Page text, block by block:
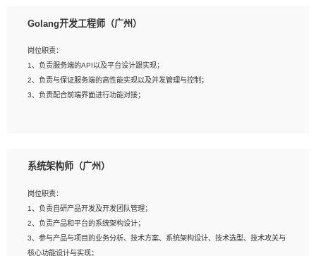
2、熟悉PostgreSQL、redis、MongoDB、ElasticSearch等开源数据库运维管理，
4、熟悉Hadoop、HBASE、Spark等大数据平台优先。
5、熟悉linux或任意一种unix操作系统，如有较强操作系统侧工作经验者优先。
6、具备丰富的项目实施经验，较强的自我学习能力。
Golang开发工程师（广州）
岗位职责：
1、负责服务端的API以及平台设计跟实现；
2、负责与保证服务端的高性能实现以及并发管理与控制；
3、负责配合前端界面进行功能对接；
2、1年以上Golang开发工作经验，能独立完成相应项目开发；
与实现，熟悉常用开源框架及设计模式；
4、熟悉Golang、连接池、消息队列等组件使用、熟悉后端开发、测试、调试流程
跟工具使用；
5、对技术有激情，喜欢钻研，能快速接受和掌握新技术，学习能力和工作责任心
系统架构师（广州）
岗位职责：
1、负责自研产品开发及开发团队管理；
2、负责产品和平台的系统架构设计；
3、参与产品与项目的业务分析、技术方案、系统架构设计、技术选型、技术攻关与
核心功能设计与实现；